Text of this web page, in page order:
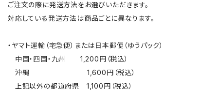
ご注文の際に発送方法をお選びいただきます。
対応している発送方法は商品ごとに異なります。
・ヤマト運輸（宅急便）または日本郵便（ゆうパック）
中国・四国・九州 1,200円（税込）
沖縄 1,600円（税込）
上記以外の都道府県 1,100円（税込）